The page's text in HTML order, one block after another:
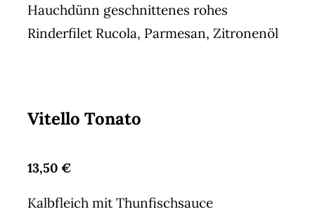
Hauchdünn geschnittenes rohes
Rinderfilet Rucola, Parmesan, Zitronenöl
Vitello Tonato
13,50 €
Kalbfleich mit Thunfischsauce